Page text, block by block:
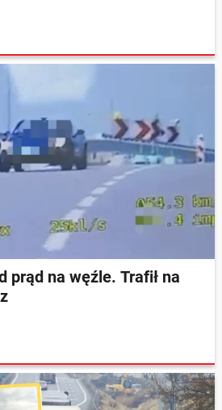
prąd na węźle. Trafił na